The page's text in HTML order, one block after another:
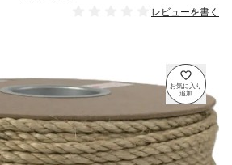
レビューを書く